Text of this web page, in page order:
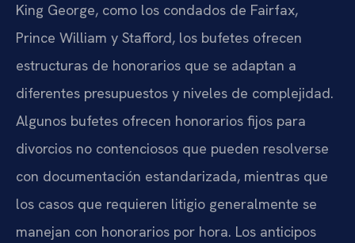
King George, como los condados de Fairfax,
Prince William y Stafford, los bufetes ofrecen
estructuras de honorarios que se adaptan a
diferentes presupuestos y niveles de complejidad.
Algunos bufetes ofrecen honorarios fijos para
divorcios no contenciosos que pueden resolverse
con documentación estandarizada, mientras que
los casos que requieren litigio generalmente se
manejan con honorarios por hora. Los anticipos